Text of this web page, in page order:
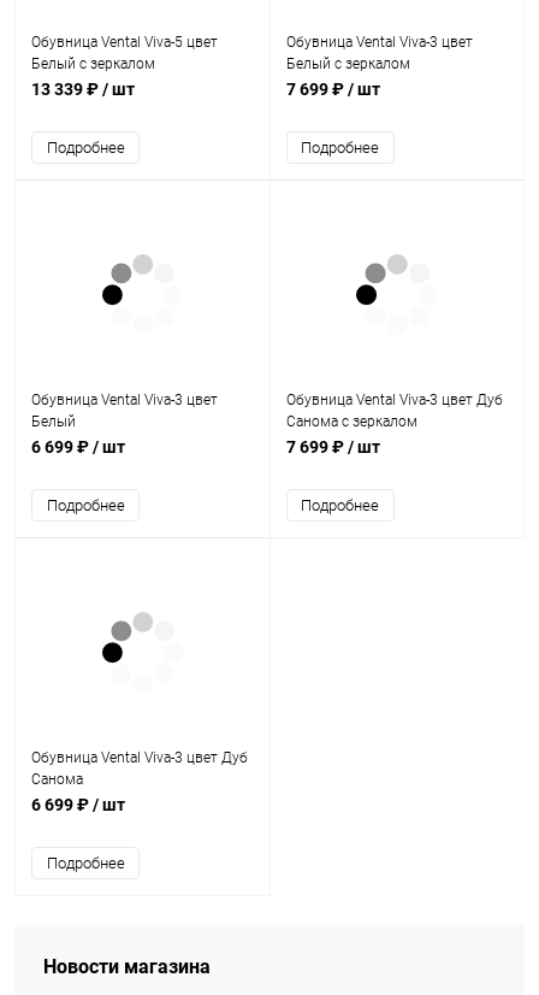
Обувница Vental Viva-5 цвет
Белый с зеркалом
13 339 ₽/ шт
Подробнее
Обувница Vental Viva-3 цвет
Белый с зеркалом
7 699 ₽/ шт
Подробнее
Обувница Vental Viva-3 цвет
Белый
6 699 ₽/ шт
Подробнее
Обувница Vental Viva-3 цвет Дуб
Санома с зеркалом
7 699 ₽/ шт
Подробнее
Обувница Vental Viva-3 цвет Дуб
Санома
6 699 ₽/ шт
Подробнее
Новости магазина